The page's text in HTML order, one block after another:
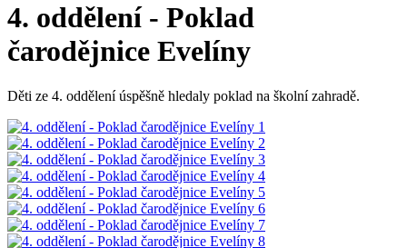
4. oddělení - Poklad
čarodějnice Evelíny
Děti ze 4. oddělení úspěšně hledaly poklad na školní zahradě.